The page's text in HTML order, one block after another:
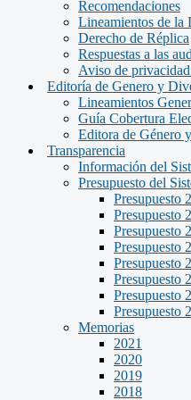
Recomendaciones
Lineamientos de la
Derecho de Réplica
Respuestas a las
Aviso de
Editoría de Genero y
Lineamientos
Guía Cobertura
Editora de Género
Transparencia
Información del
Presupuesto del
Presupuesto
Presupuesto
Presupuesto
Presupuesto
Presupuesto
Presupuesto
Presupuesto
Presupuesto
Memorias
2021
2020
2019
2018